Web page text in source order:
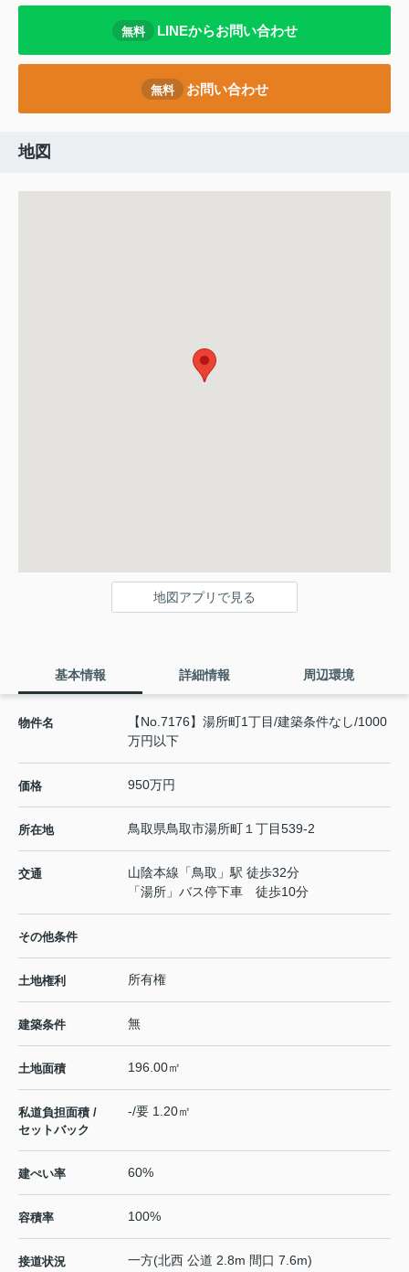
無料 LINEからお問い合わせ
無料 お問い合わせ
地図
地図アプリで見る
基本情報 詳細情報 周辺環境
物件名
【No.7176】湯所町1丁目/建築条件なし/1000
万円以下
価格 950万円
所在地 鳥取県鳥取市湯所町 １丁目539-2
交通 山陰本線 「鳥取 」駅 徒歩32分
「湯所」バス停下車 徒歩10分
その他条件
土地権利 所有権
建築条件 無
土地面積 196.00㎡
私道負担面積 /
セットバック
-/要 1.20㎡
建ぺい率 60%
容積率 100%
接道状況 一方(北西 公道 2.8m 間口 7.6m)